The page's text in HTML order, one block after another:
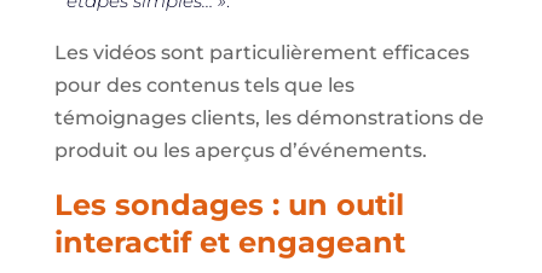
Les vidéos sont particulièrement efficaces
pour des contenus tels que les
témoignages clients, les démonstrations de
produit ou les aperçus d’événements.
Les sondages : un outil
interactif et engageant